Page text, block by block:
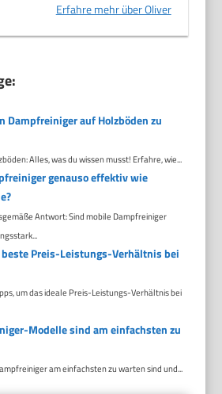
Erfahre mehr über Oliver
Dampfreiniger auf Holzböden zu
Alles, was du wissen musst! Erfahre, wie...
genauso effektiv wie
Antwort: Sind mobile Dampfreiniger
Preis-Leistungs-Verhältnis bei
um das ideale Preis-Leistungs-Verhältnis bei
Modelle sind am einfachsten zu
am einfachsten zu warten sind und...